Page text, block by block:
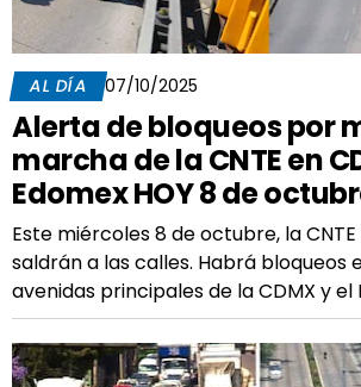
AL DÍA 07/10/2025
Alerta de bloqueos por
marcha de la CNTE en
Edomex HOY 8 de
Este miércoles 8 de octubre, la CNTE
saldrán a las calles. Habrá bloqueos
avenidas principales de la CDMX y el